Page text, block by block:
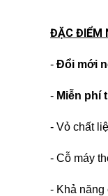
ĐẶC ĐIỂM
- Đổi mới
- Miễn phí
- Vỏ chất
- Cỗ máy
- Khả